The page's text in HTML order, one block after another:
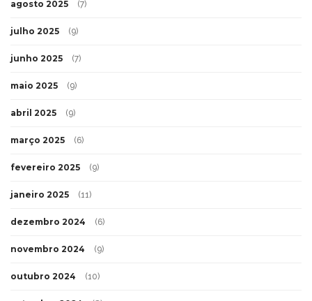
agosto 2025 (7)
julho 2025 (9)
junho 2025 (7)
maio 2025 (9)
abril 2025 (9)
março 2025 (6)
fevereiro 2025 (9)
janeiro 2025 (11)
dezembro 2024 (6)
novembro 2024 (9)
outubro 2024 (10)